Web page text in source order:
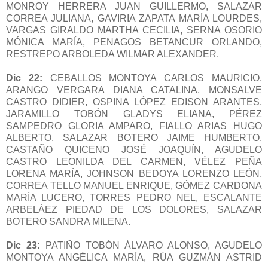
MONROY HERRERA JUAN GUILLERMO, SALAZAR
CORREA JULIANA, GAVIRIA ZAPATA MARÍA LOURDES,
VARGAS GIRALDO MARTHA CECILIA, SERNA OSORIO
MÓNICA MARÍA, PENAGOS BETANCUR ORLANDO,
RESTREPO ARBOLEDA WILMAR ALEXANDER.
Dic 22: CEBALLOS MONTOYA CARLOS MAURICIO,
ARANGO VERGARA DIANA CATALINA, MONSALVE
CASTRO DIDIER, OSPINA LÓPEZ EDISON ARANTES,
JARAMILLO TOBÓN GLADYS ELIANA, PÉREZ
SAMPEDRO GLORIA AMPARO, FIALLO ARIAS HUGO
ALBERTO, SALAZAR BOTERO JAIME HUMBERTO,
CASTAÑO QUICENO JOSÉ JOAQUÍN, AGUDELO
CASTRO LEONILDA DEL CARMEN, VÉLEZ PEÑA
LORENA MARÍA, JOHNSON BEDOYA LORENZO LEÓN,
CORREA TELLO MANUEL ENRIQUE, GÓMEZ CARDONA
MARÍA LUCERO, TORRES PEDRO NEL, ESCALANTE
ARBELÁEZ PIEDAD DE LOS DOLORES, SALAZAR
BOTERO SANDRA MILENA.
Dic 23: PATIÑO TOBÓN ÁLVARO ALONSO, AGUDELO
MONTOYA ANGÉLICA MARÍA, RÚA GUZMÁN ASTRID